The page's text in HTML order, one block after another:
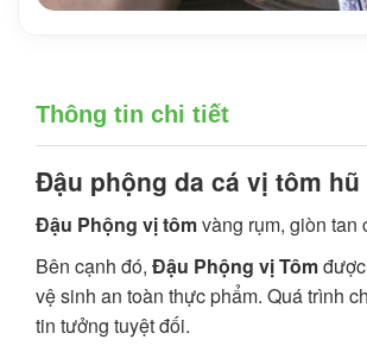
Thông tin chi tiết
Đậu phộng da cá vị tôm hũ
Đậu Phộng vị tômvàng rụm, giòn tan
Bên cạnh đó, Đậu Phộng vị Tôm
vệ sinh an toàn thực phẩm. Quá trình
tin tưởng tuyệt đối.